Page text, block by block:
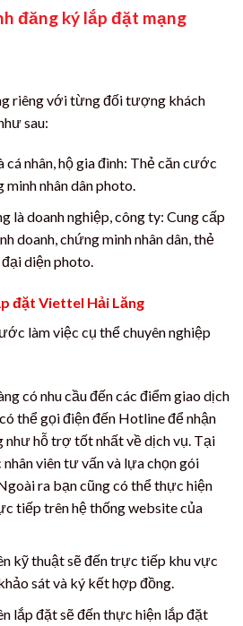
đăng ký lắp đặt mạng
riêng với từng đối tượng khách
sau:
nhân, hộ gia đình: Thẻ căn cước
nhân dân photo.
là doanh nghiệp, công ty: Cung cấp
doanh, chứng minh nhân dân, thẻ
diện photo.
đặt Viettel Hải Lăng
làm việc cụ thể chuyên nghiệp
có nhu cầu đến các điểm giao dịch
thể gọi điện đến Hotline để nhận
hỗ trợ tốt nhất về dịch vụ. Tại
viên tư vấn và lựa chọn gói
ra bạn cũng có thể thực hiện
tiếp trên hệ thống website của
kỹ thuật sẽ đến trực tiếp khu vực
sát và ký kết hợp đồng.
lắp đặt sẽ đến thực hiện lắp đặt